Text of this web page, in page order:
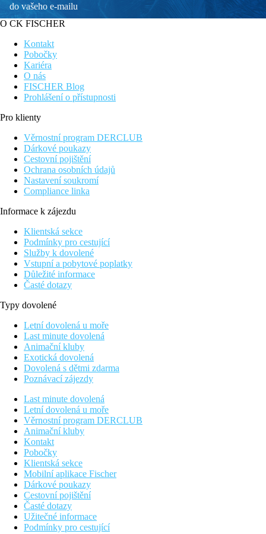
do vašeho e-mailu
O CK FISCHER
Kontakt
Pobočky
Kariéra
O nás
FISCHER Blog
Prohlášení o přístupnosti
Pro klienty
Věrnostní program DERCLUB
Dárkové poukazy
Cestovní pojištění
Ochrana osobních údajů
Nastavení soukromí
Compliance linka
Informace k zájezdu
Klientská sekce
Podmínky pro cestující
Služby k dovolené
Vstupní a pobytové poplatky
Důležité informace
Časté dotazy
Typy dovolené
Letní dovolená u moře
Last minute dovolená
Animační kluby
Exotická dovolená
Dovolená s dětmi zdarma
Poznávací zájezdy
Last minute dovolená
Letní dovolená u moře
Věrnostní program DERCLUB
Animační kluby
Kontakt
Pobočky
Klientská sekce
Mobilní aplikace Fischer
Dárkové poukazy
Cestovní pojištění
Časté dotazy
Užitečné informace
Podmínky pro cestující